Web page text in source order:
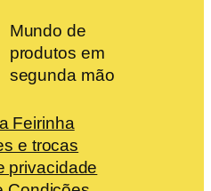
Mundo de
produtos em
segunda mão
Feirinha
e trocas
privacidade